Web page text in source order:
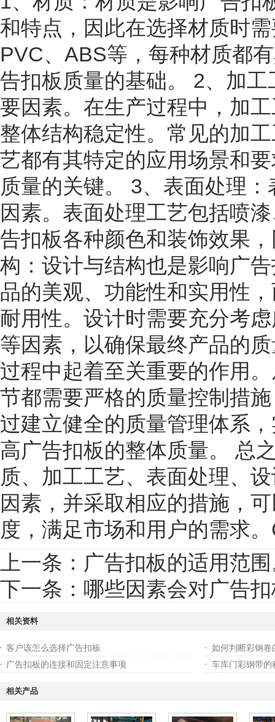
和特点，因此在选择材质时
PVC、ABS等，每种材质都
告扣板质量的基础。 2、加
要因素。在生产过程中，加
整体结构稳定性。常见的加
艺都有其特定的应用场景和
质量的关键。 3、表面处理
因素。表面处理工艺包括喷
告扣板各种颜色和装饰效果
构：设计与结构也是影响广
品的美观、功能性和实用性
耐用性。设计时需要充分考
等因素，以确保最终产品的
过程中起着至关重要的作用
节都需要严格的质量控制措
过建立健全的质量管理体系
高广告扣板的整体质量。 总
质、加工工艺、表面处理、
因素，并采取相应的措施，
度，满足市场和用户的需求
上一条： 广告扣板的适用范
下一条： 哪些因素会对广告
相关资料
客户该怎么选择广告扣板
如何判断彩钢卷
广告扣板的连接和固定注意事项
车库门彩钢带的
相关产品